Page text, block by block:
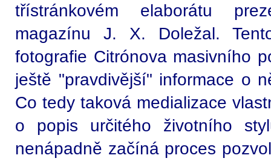
třístránkovém elaborátu
magazínu J. X. Doležal.
fotografie Citrónova masivního
ještě "pravdivější" informace o
Co tedy taková medializace
o popis určitého životního
nenápadně začíná proces